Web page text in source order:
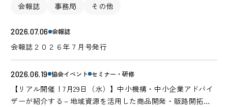
会報誌
事務局 その他
2026.07.06 会報誌
会報誌２０２６年７月号発行
2026.06.19 協会イベント セミナー・研修
【リアル開催！7月29日（水）】中小機構・中小企業アドバイ
ザーが紹介する－地域資源を活用した商品開発・販路開拓支